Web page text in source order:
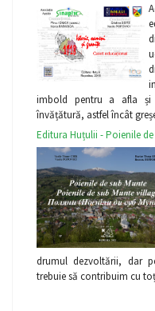
imbold pentru a afla și
învățătură, astfel încât
Editura Huțulii - Poienile
drumul dezvoltării, dar
trebuie să contribuim cu